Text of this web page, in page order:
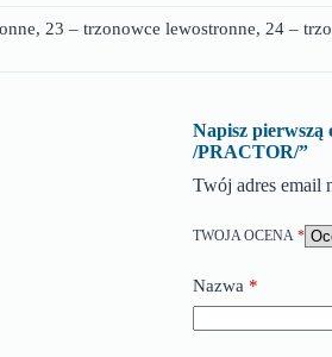
23 – trzonowce lewostronne, 24 –
Napisz
/PRACTOR/”
Twój adres email
TWOJA OCENA *
Nazwa *